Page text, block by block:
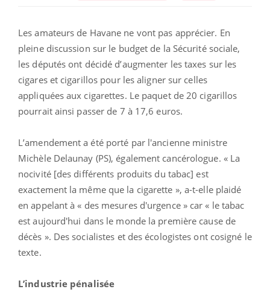
Les amateurs de Havane ne vont pas apprécier. En
pleine discussion sur le budget de la Sécurité sociale,
les députés ont décidé d’augmenter les taxes sur les
cigares et cigarillos pour les aligner sur celles
appliquées aux cigarettes. Le paquet de 20 cigarillos
pourrait ainsi passer de 7 à 17,6 euros.
L’amendement a été porté par l'ancienne ministre
Michèle Delaunay (PS), également cancérologue. « La
nocivité [des différents produits du tabac] est
exactement la même que la cigarette », a-t-elle plaidé
en appelant à « des mesures d'urgence » car « le tabac
est aujourd'hui dans le monde la première cause de
décès ». Des socialistes et des écologistes ont cosigné le
texte.
L’industrie pénalisée